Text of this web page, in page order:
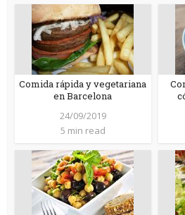
Comida rápida y vegetariana
en Barcelona
24/09/2019
5 min read